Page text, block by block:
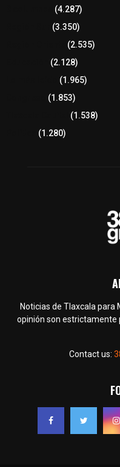
(4.287)
(3.350)
(2.535)
(2.128)
(1.965)
(1.853)
(1.538)
(1.280)
Noticias de Tlaxcala para
opinión son estrictamente
Contact us: